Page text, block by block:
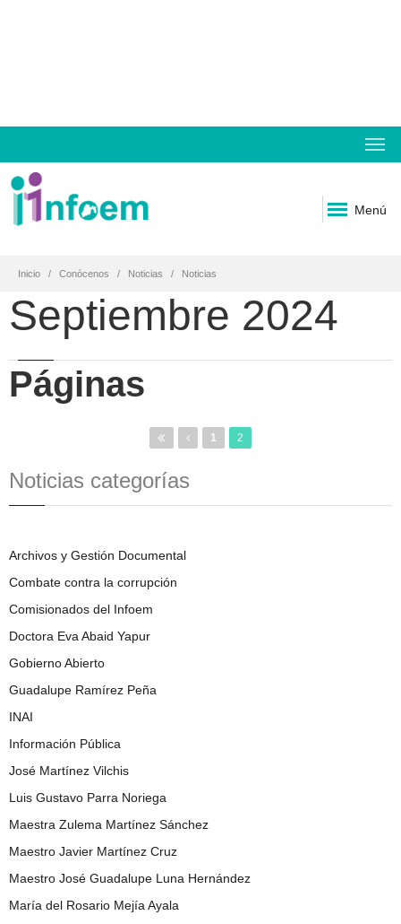
Menú
Inicio Conócenos Noticias Noticias
Septiembre 2024
Páginas
1 2
Noticias categorías
Archivos y Gestión Documental
Combate contra la corrupción
Comisionados del Infoem
Doctora Eva Abaid Yapur
Gobierno Abierto
Guadalupe Ramírez Peña
INAI
Información Pública
José Martínez Vilchis
Luis Gustavo Parra Noriega
Maestra Zulema Martínez Sánchez
Maestro Javier Martínez Cruz
Maestro José Guadalupe Luna Hernández
María del Rosario Mejía Ayala